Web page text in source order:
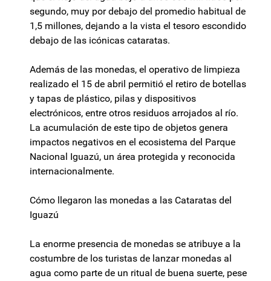
segundo, muy por debajo del promedio habitual de
1,5 millones, dejando a la vista el tesoro escondido
debajo de las icónicas cataratas.
Además de las monedas, el operativo de limpieza
realizado el 15 de abril permitió el retiro de botellas
y tapas de plástico, pilas y dispositivos
electrónicos, entre otros residuos arrojados al río.
La acumulación de este tipo de objetos genera
impactos negativos en el ecosistema del Parque
Nacional Iguazú, un área protegida y reconocida
internacionalmente.
Cómo llegaron las monedas a las Cataratas del
Iguazú
La enorme presencia de monedas se atribuye a la
costumbre de los turistas de lanzar monedas al
agua como parte de un ritual de buena suerte, pese